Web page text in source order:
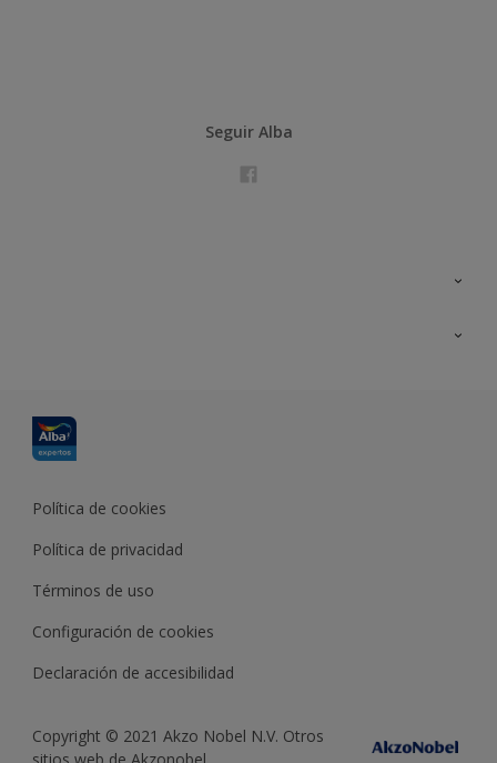
Seguir Alba
Política de cookies
Política de privacidad
Términos de uso
Configuración de cookies
Declaración de accesibilidad
Copyright © 2021 Akzo Nobel N.V. Otros
sitios web de Akzonobel